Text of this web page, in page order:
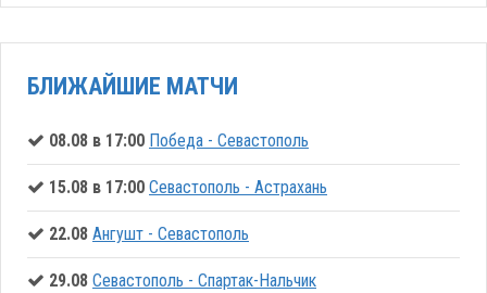
БЛИЖАЙШИЕ МАТЧИ
08.08 в 17:00 Победа - Севастополь
15.08 в 17:00 Севастополь - Астрахань
22.08 Ангушт - Севастополь
29.08 Севастополь - Спартак-Нальчик